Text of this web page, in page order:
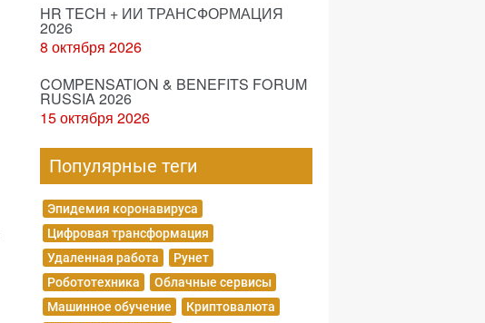
HR TECH + ИИ ТРАНСФОРМАЦИЯ
2026
8 октября 2026
COMPENSATION & BENEFITS FORUM
RUSSIA 2026
15 октября 2026
Популярные теги
Эпидемия коронавируса
Цифровая трансформация
Удаленная работа
Рунет
Робототехника
Облачные сервисы
Машинное обучение
Криптовалюта